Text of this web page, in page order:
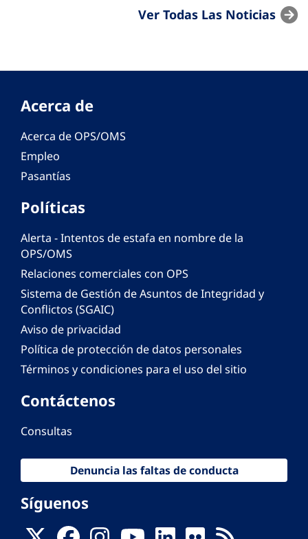
Ver Todas Las Noticias
Acerca de
Acerca de OPS/OMS
Empleo
Pasantías
Políticas
Alerta - Intentos de estafa en nombre de la
OPS/OMS
Relaciones comerciales con OPS
Sistema de Gestión de Asuntos de Integridad y
Conflictos (SGAIC)
Aviso de privacidad
Política de protección de datos personales
Términos y condiciones para el uso del sitio
Contáctenos
Consultas
Denuncia las faltas de conducta
Síguenos